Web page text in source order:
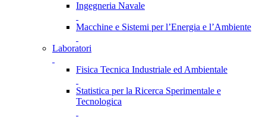
Ingegneria Navale
Macchine e Sistemi per l’Energia e l’Ambiente
Laboratori
Fisica Tecnica Industriale ed Ambientale
Statistica per la Ricerca Sperimentale e
Tecnologica